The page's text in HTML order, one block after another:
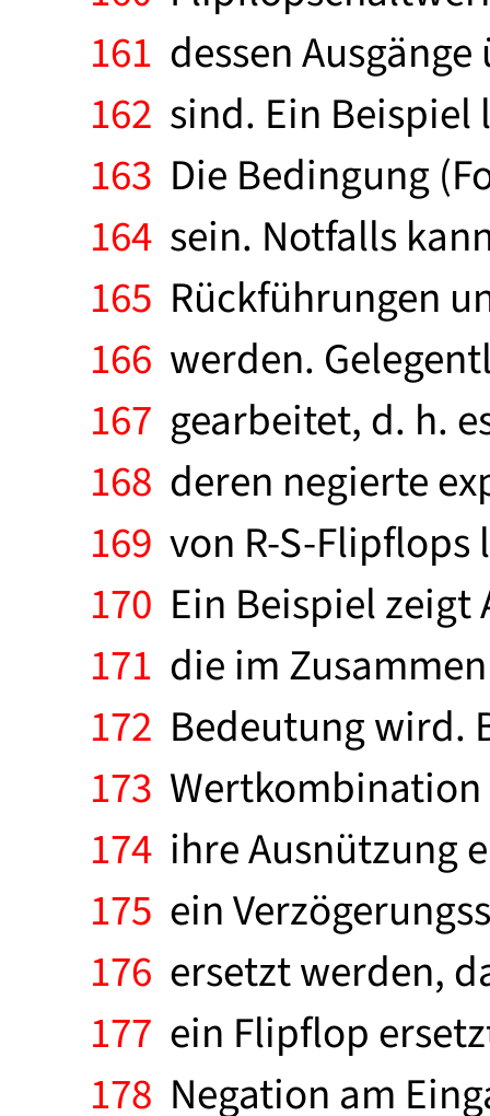
161 dessen
162 sind. Ein Beispiel
163 Die Bedingung
164 sein. Notfalls
165 Rückführungen
166 werden.
167 gearbeitet, d. h.
168 deren negierte
169 von R-S-
170 Ein Beispiel zeigt
171 die im
172 Bedeutung wird.
173
174 ihre Ausnützung
175 ein
176 ersetzt werden,
177 ein Flipflop
178 Negation am